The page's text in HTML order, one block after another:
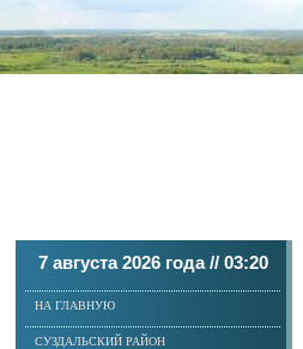
7 августа 2026 года // 03:20
НА ГЛАВНУЮ
СУЗДАЛЬСКИЙ РАЙОН